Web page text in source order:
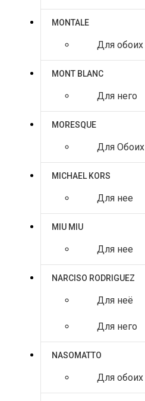
MONTALE
Для обоих
MONT BLANC
Для него
MORESQUE
Для Обоих
MICHAEL KORS
Для нее
MIU MIU
Для нее
NARCISO RODRIGUEZ
Для неё
Для него
NASOMATTO
Для обоих